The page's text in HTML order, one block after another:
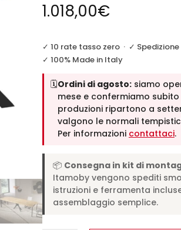
1.018,00€
✓ 10 rate tasso zero· ✓
✓ 100% Made in Italy
🗓️Ordini di agosto:siamo
mese e confermiamo subito
produzioni ripartono a
valgono le normali
Per informazioni contattaci.
📦 Consegna in kit di
Itamoby vengono spediti
istruzioni e ferramenta
assemblaggio semplice.